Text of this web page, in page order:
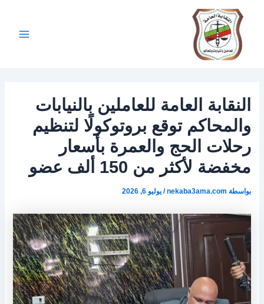
المحتوى
النقابة العامة للعاملين بالنيابات
والمحاكم توقع بروتوكولًا لتنظيم
رحلات الحج والعمرة بأسعار
مخفضة لأكثر من 150 ألف عضو
بواسطة nekaba3ama.com
/يوليو 6, 2026
navigation